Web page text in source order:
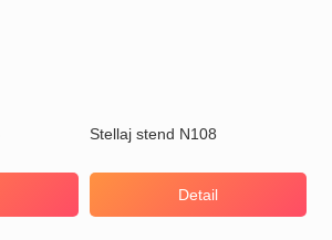
Stellaj stend N108
Detail